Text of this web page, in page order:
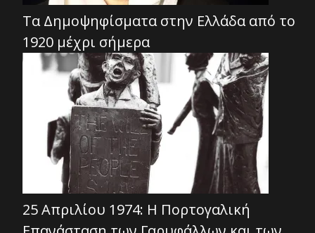
Τα Δημοψηφίσματα στην Ελλάδα από το
1920 μέχρι σήμερα
25 Απριλίου 1974: Η Πορτογαλική